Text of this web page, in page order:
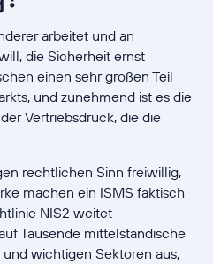
arbeitet und an
die Sicherheit ernst
einen sehr großen Teil
und zunehmend ist es die
Vertriebsdruck, die die
rechtlichen Sinn freiwillig,
machen ein ISMS faktisch
NIS2 weitet
Tausende mittelständische
wichtigen Sektoren aus,